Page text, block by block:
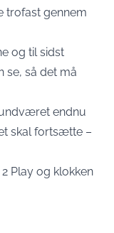
trofast gennem
og til sidst
se, så det må
endnu
skal fortsætte –
2 Play og klokken